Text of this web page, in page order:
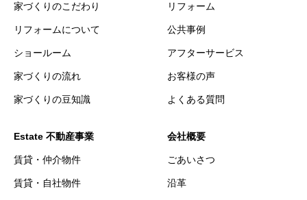
家づくりのこだわり
リフォームについて
ショールーム
家づくりの流れ
家づくりの豆知識
リフォーム
公共事例
アフターサービス
お客様の声
よくある質問
Estate 不動産事業
賃貸・仲介物件
賃貸・自社物件
会社概要
ごあいさつ
沿革